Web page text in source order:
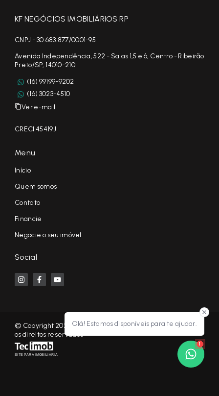
Olá! Estamos disponíveis para te ajudar.
1
KF NEGÓCIOS IMOBILIÁRIOS RP
CNPJ - 30.683.877/0001-95
Avenida Independência, 522 - Salas 1,5 e 6, Centro - Ribeirão
Preto/SP, 14010-210
(16) 99199-9202
(16) 3023-4510
Ver e-mail
CRECI 45419J
Menu
Início
Quem somos
Contato
Financie
Negocie o seu imóvel
Social
© Copyright 2026 - KF NEGÓCIOS IMOBILIÁRIOS RP - Todos
os direitos reservados
SITE PARA IMOBILIARIA